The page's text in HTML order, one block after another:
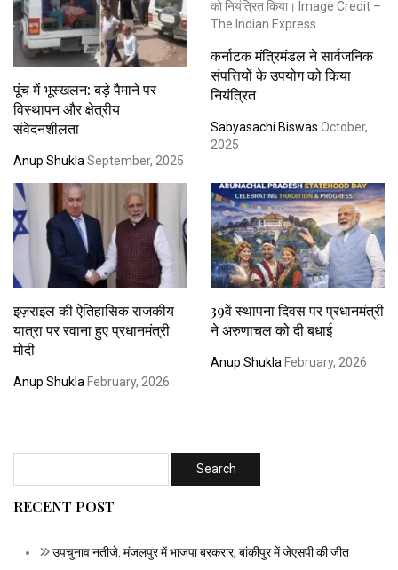
पूंच में भूस्खलन: बड़े पैमाने पर
विस्थापन और क्षेत्रीय
संवेदनशीलता
Anup Shukla September, 2025
कर्नाटक मंत्रिमंडल ने सार्वजनिक
संपत्तियों के उपयोग को किया
नियंत्रित
Sabyasachi Biswas October,
2025
इज़राइल की ऐतिहासिक राजकीय
यात्रा पर रवाना हुए प्रधानमंत्री
मोदी
Anup Shukla February, 2026
39वें स्थापना दिवस पर प्रधानमंत्री
ने अरुणाचल को दी बधाई
Anup Shukla February, 2026
RECENT POST
उपचुनाव नतीजे: मंजलपुर में भाजपा बरकरार, बांकीपुर में जेएसपी की जीत